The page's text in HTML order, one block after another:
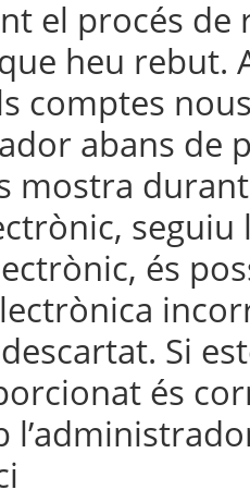
el procés de
heu rebut.
comptes
abans de
mostra
és
Si
és